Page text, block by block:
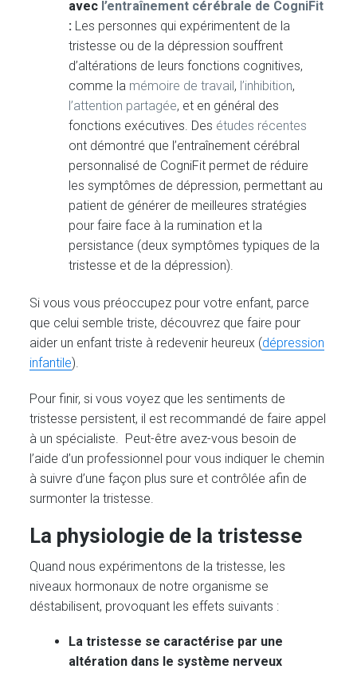
avec l’entraînement cérébrale de CogniFit
: Les personnes qui expérimentent de la
tristesse ou de la dépression souffrent
d’altérations de leurs fonctions cognitives,
comme la mémoire de travail, l’inhibition,
l’attention partagée, et en général des
fonctions exécutives. Des études récentes
ont démontré que l’entraînement cérébral
personnalisé de CogniFit permet de réduire
les symptômes de dépression, permettant au
patient de générer de meilleures stratégies
pour faire face à la rumination et la
persistance (deux symptômes typiques de la
tristesse et de la dépression).
Si vous vous préoccupez pour votre enfant, parce
que celui semble triste, découvrez que faire pour
aider un enfant triste à redevenir heureux (dépression
infantile).
Pour finir, si vous voyez que les sentiments de
tristesse persistent, il est recommandé de faire appel
à un spécialiste. Peut-être avez-vous besoin de
l’aide d’un professionnel pour vous indiquer le chemin
à suivre d’une façon plus sure et contrôlée afin de
surmonter la tristesse.
La physiologie de la tristesse
Quand nous expérimentons de la tristesse, les
niveaux hormonaux de notre organisme se
déstabilisent, provoquant les effets suivants :
La tristesse se caractérise par une
altération dans le système nerveux